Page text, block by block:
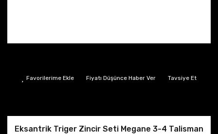
Fiyatı Düşünce Haber Ver Tavsiye Et
Eksantrik Triger Zincir Seti Megane 3-4 Talisman